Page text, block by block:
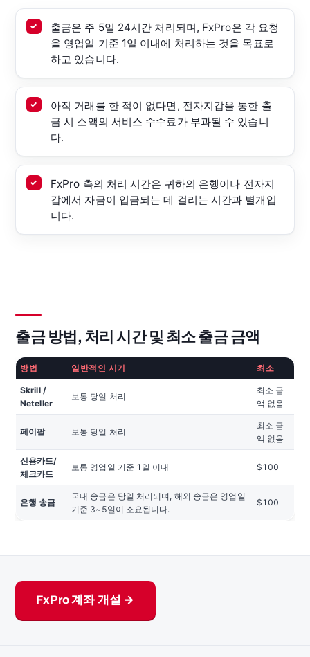
출금은 주 5일 24시간 처리되며, FxPro은 각 요청
을 영업일 기준 1일 이내에 처리하는 것을 목표로
하고 있습니다.
아직 거래를 한 적이 없다면, 전자지갑을 통한 출
금 시 소액의 서비스 수수료가 부과될 수 있습니
다.
FxPro 측의 처리 시간은 귀하의 은행이나 전자지
갑에서 자금이 입금되는 데 걸리는 시간과 별개입
니다.
출금 방법, 처리 시간 및 최소 출금 금액
방법 일반적인 시기 최소
Skrill /
Neteller
보통 당일 처리
최소 금
액 없음
페이팔 보통 당일 처리
최소 금
액 없음
신용카드/
체크카드
보통 영업일 기준 1일 이내 $100
은행 송금
국내 송금은 당일 처리되며, 해외 송금은 영업일
기준 3~5일이 소요됩니다.
$100
FxPro 계좌 개설 →